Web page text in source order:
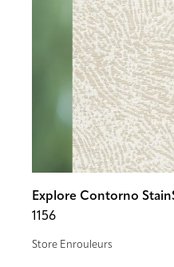
Explore Contorno
1156
Store Enrouleurs